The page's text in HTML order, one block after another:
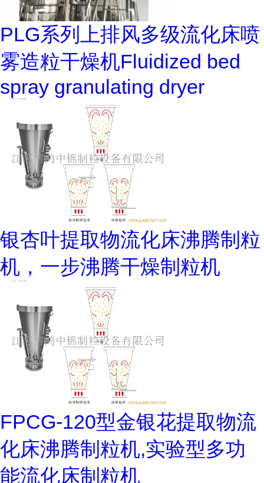
PLG系列上排风多级流化床喷
雾造粒干燥机Fluidized bed
spray granulating dryer
银杏叶提取物流化床沸腾制粒
机，一步沸腾干燥制粒机
FPCG-120型金银花提取物流
化床沸腾制粒机,实验型多功
能流化床制粒机